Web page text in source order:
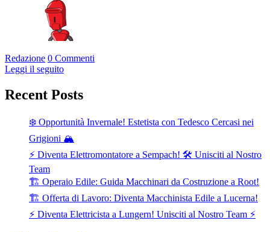
Redazione 0 Commenti
Leggi il seguito
Recent Posts
❄️ Opportunità Invernale! Estetista con Tedesco Cercasi nei
Grigioni 🏔️
⚡ Diventa Elettromontatore a Sempach! 🛠️ Unisciti al Nostro
Team
🏗️ Operaio Edile: Guida Macchinari da Costruzione a Root!
🏗️ Offerta di Lavoro: Diventa Macchinista Edile a Lucerna!
⚡ Diventa Elettricista a Lungern! Unisciti al Nostro Team ⚡